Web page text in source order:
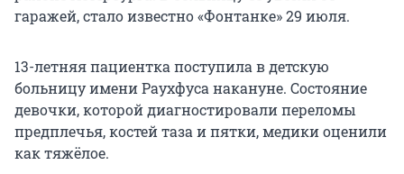
гаражей, стало известно «Фонтанке» 29 июля.
13-летняя пациентка поступила в детскую
больницу имени Раухфуса накануне. Состояние
девочки, которой диагностировали переломы
предплечья, костей таза и пятки, медики оценили
как тяжёлое.